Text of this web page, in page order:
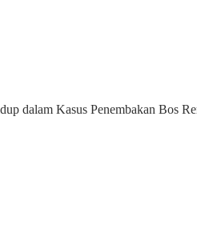
dalam Kasus Penembakan Bos